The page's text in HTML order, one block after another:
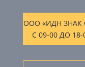
ООО «ИДН ЗНАК
С 09-00 ДО 18-